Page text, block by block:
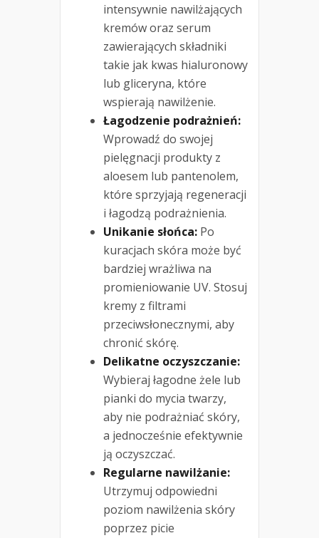
intensywnie nawilżających
kremów oraz serum
zawierających składniki
takie jak kwas hialuronowy
lub gliceryna, które
wspierają nawilżenie.
Łagodzenie podrażnień:
Wprowadź do swojej
pielęgnacji produkty z
aloesem lub pantenolem,
które sprzyjają regeneracji
i łagodzą podrażnienia.
Unikanie słońca: Po
kuracjach skóra może być
bardziej wrażliwa na
promieniowanie UV. Stosuj
kremy z filtrami
przeciwsłonecznymi, aby
chronić skórę.
Delikatne oczyszczanie:
Wybieraj łagodne żele lub
pianki do mycia twarzy,
aby nie podrażniać skóry,
a jednocześnie efektywnie
ją oczyszczać.
Regularne nawilżanie:
Utrzymuj odpowiedni
poziom nawilżenia skóry
poprzez picie